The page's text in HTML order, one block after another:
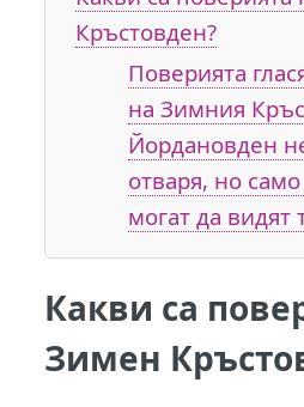
Кръстовден?
Поверията
на Зимния
Йордановден
отваря, но
могат да видят
Какви са
Зимен